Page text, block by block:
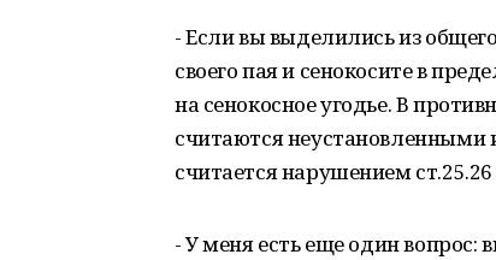
- Если вы выделились из
своего пая и сенокосите в
на сенокосное угодье. В
считаются неустановленными
считается нарушением
- У меня есть еще один вопрос: